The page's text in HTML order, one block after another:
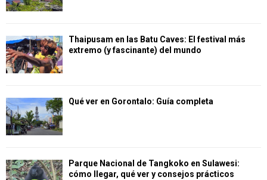
Thaipusam en las Batu Caves: El festival más
extremo (y fascinante) del mundo
Qué ver en Gorontalo: Guía completa
Parque Nacional de Tangkoko en Sulawesi:
cómo llegar, qué ver y consejos prácticos